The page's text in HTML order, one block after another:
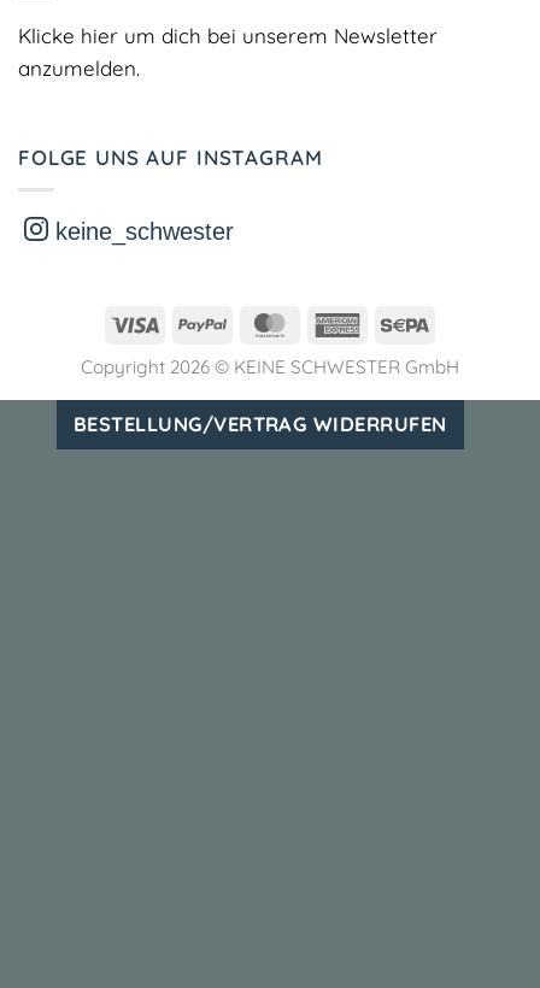
Klicke hier um dich bei unserem Newsletter
anzumelden.
FOLGE UNS AUF INSTAGRAM
keine_schwester
Visa PayPal MasterCardAmerican
Copyright 2026 © KEINE SCHWESTER GmbH
BESTELLUNG/VERTRAG WIDERRUFEN